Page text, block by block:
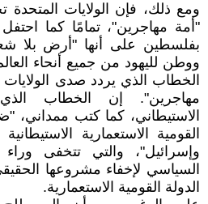
ومع ذلك، فإن الولايات المتحدة
"أمة مهاجرين"، تمامًا كما احتفل
بفلسطين على أنها "أرض بلا
ووطن لليهود من جميع أنحاء
الخطاب الذي يردد صدى
مهاجرين". إن الخطاب الذي
الاستيطاني، كما كتب ممداني،
القومية الاستعمارية
وإسرائيل"، والتي تتخفى
السياسي لإخفاء مشروعها
الدولة القومية الاستعمارية.